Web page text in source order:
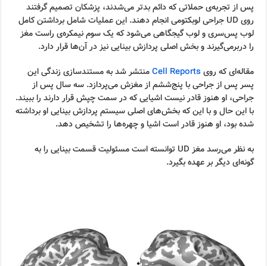
پس از تجربه‌ی حملاتی که دائم بدتر می‌شدند، پزشکان تصمیم گرفتند
روی UD جراحی لوبکتومی انجام دهند. این عملیات شامل برداشتن کامل
لوب پس‌سری و لوب گیجگاهی می‌شود که یک سوم نیمکره‌ی راست مغز
را دربرمی‌گیرند و بخش اصلی پردازش بینایی نیز در آن‌ها قرار دارد.
مقاله‌ای که روی Cell Reportsمنتشر شد به مستندسازی زندگی این
پسر پس از جراحی با پنج‌ششم از مغزش می‌پردازد. سه سال پس از
جراحی، او هنوز قادر نیست اشیایی که در سمت چپش قرار دارند را ببیند.
با این حال و با این که بخش‌های اصلی سیستم پردازش بینایی او برداشته
شده بود، او هنوز قادر است اشیا و چهره‌ها را تشخیص دهد.
به نظر می‌رسد مغز UD توانسته است مسئولیت قسمت بینایی را به
گونه‌ای دیگر بر عهده بگیرد.